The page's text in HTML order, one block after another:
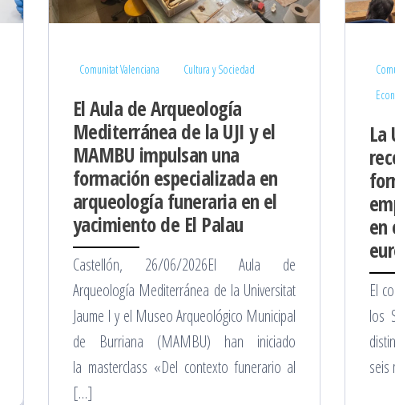
Comunitat Valenciana Cultura y Sociedad
El Aula de Arqueología
Mediterránea de la UJI y el
MAMBU impulsan una
formación especializada en
arqueología funeraria en el
yacimiento de El Palau
Castellón, 26/06/2026El Aula de
Arqueología Mediterránea de la Universitat
Jaume I y el Museo Arqueológico Municipal
de Burriana (MAMBU) han iniciado
la masterclass «Del contexto funerario al
[…]
La
en
El
los
seis